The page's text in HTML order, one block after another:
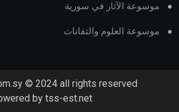
موسوعة الآثار في سورية
موسوعة العلوم والتقانات
© 2024 all rights reserved.
by tss-est.net